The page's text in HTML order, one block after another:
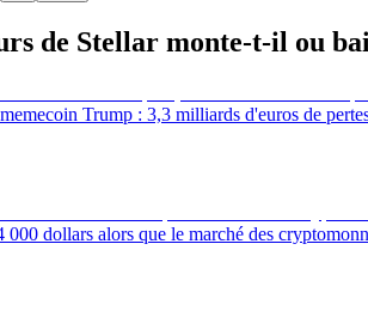
de Stellar monte-t-il ou
Trump : 3,3 milliards d'euros de
000 dollars alors que le marché des